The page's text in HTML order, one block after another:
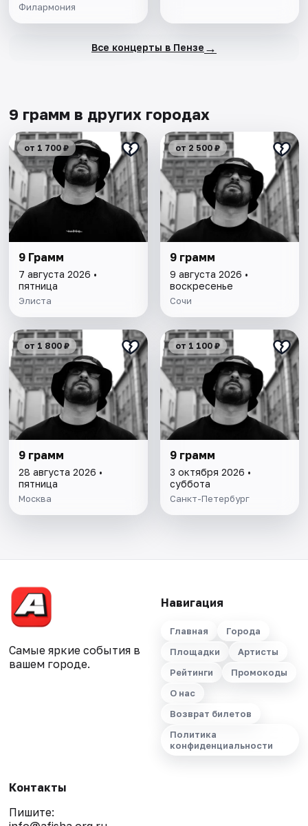
Филармония
Все концерты в Пензе →
9 грамм в других городах
от 1 700 ₽
9 Грамм
7 августа 2026 •
пятница
Элиста
от 2 500 ₽
9 грамм
9 августа 2026 •
воскресенье
Сочи
от 1 800 ₽
9 грамм
28 августа 2026 •
пятница
Москва
от 1 100 ₽
9 грамм
3 октября 2026 •
суббота
Санкт-Петербург
Самые яркие события в
вашем городе.
Навигация
Главная
Города
Площадки
Артисты
Рейтинги
Промокоды
О нас
Возврат билетов
Политика
конфиденциальности
Контакты
Пишите: